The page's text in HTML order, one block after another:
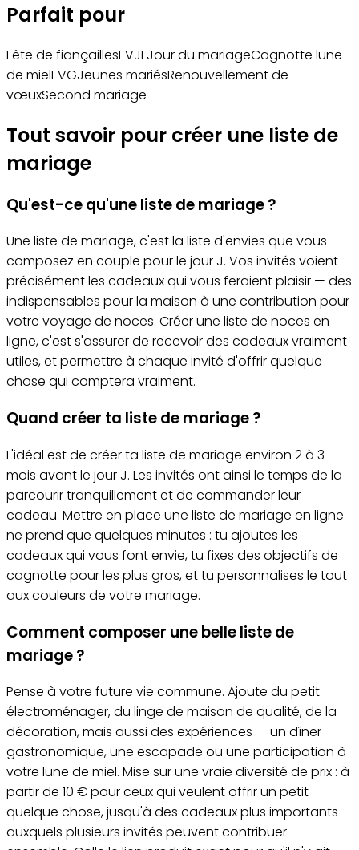
Parfait pour
Fête de fiançaillesEVJFJour du mariageCagnotte lune
de mielEVGJeunes mariésRenouvellement de
vœuxSecond mariage
Tout savoir pour créer une liste de
mariage
Qu'est-ce qu'une liste de mariage ?
Une liste de mariage, c'est la liste d'envies que vous
composez en couple pour le jour J. Vos invités voient
précisément les cadeaux qui vous feraient plaisir — des
indispensables pour la maison à une contribution pour
votre voyage de noces. Créer une liste de noces en
ligne, c'est s'assurer de recevoir des cadeaux vraiment
utiles, et permettre à chaque invité d'offrir quelque
chose qui comptera vraiment.
Quand créer ta liste de mariage ?
L'idéal est de créer ta liste de mariage environ 2 à 3
mois avant le jour J. Les invités ont ainsi le temps de la
parcourir tranquillement et de commander leur
cadeau. Mettre en place une liste de mariage en ligne
ne prend que quelques minutes : tu ajoutes les
cadeaux qui vous font envie, tu fixes des objectifs de
cagnotte pour les plus gros, et tu personnalises le tout
aux couleurs de votre mariage.
Comment composer une belle liste de
mariage ?
Pense à votre future vie commune. Ajoute du petit
électroménager, du linge de maison de qualité, de la
décoration, mais aussi des expériences — un dîner
gastronomique, une escapade ou une participation à
votre lune de miel. Mise sur une vraie diversité de prix : à
partir de 10 € pour ceux qui veulent offrir un petit
quelque chose, jusqu'à des cadeaux plus importants
auxquels plusieurs invités peuvent contribuer